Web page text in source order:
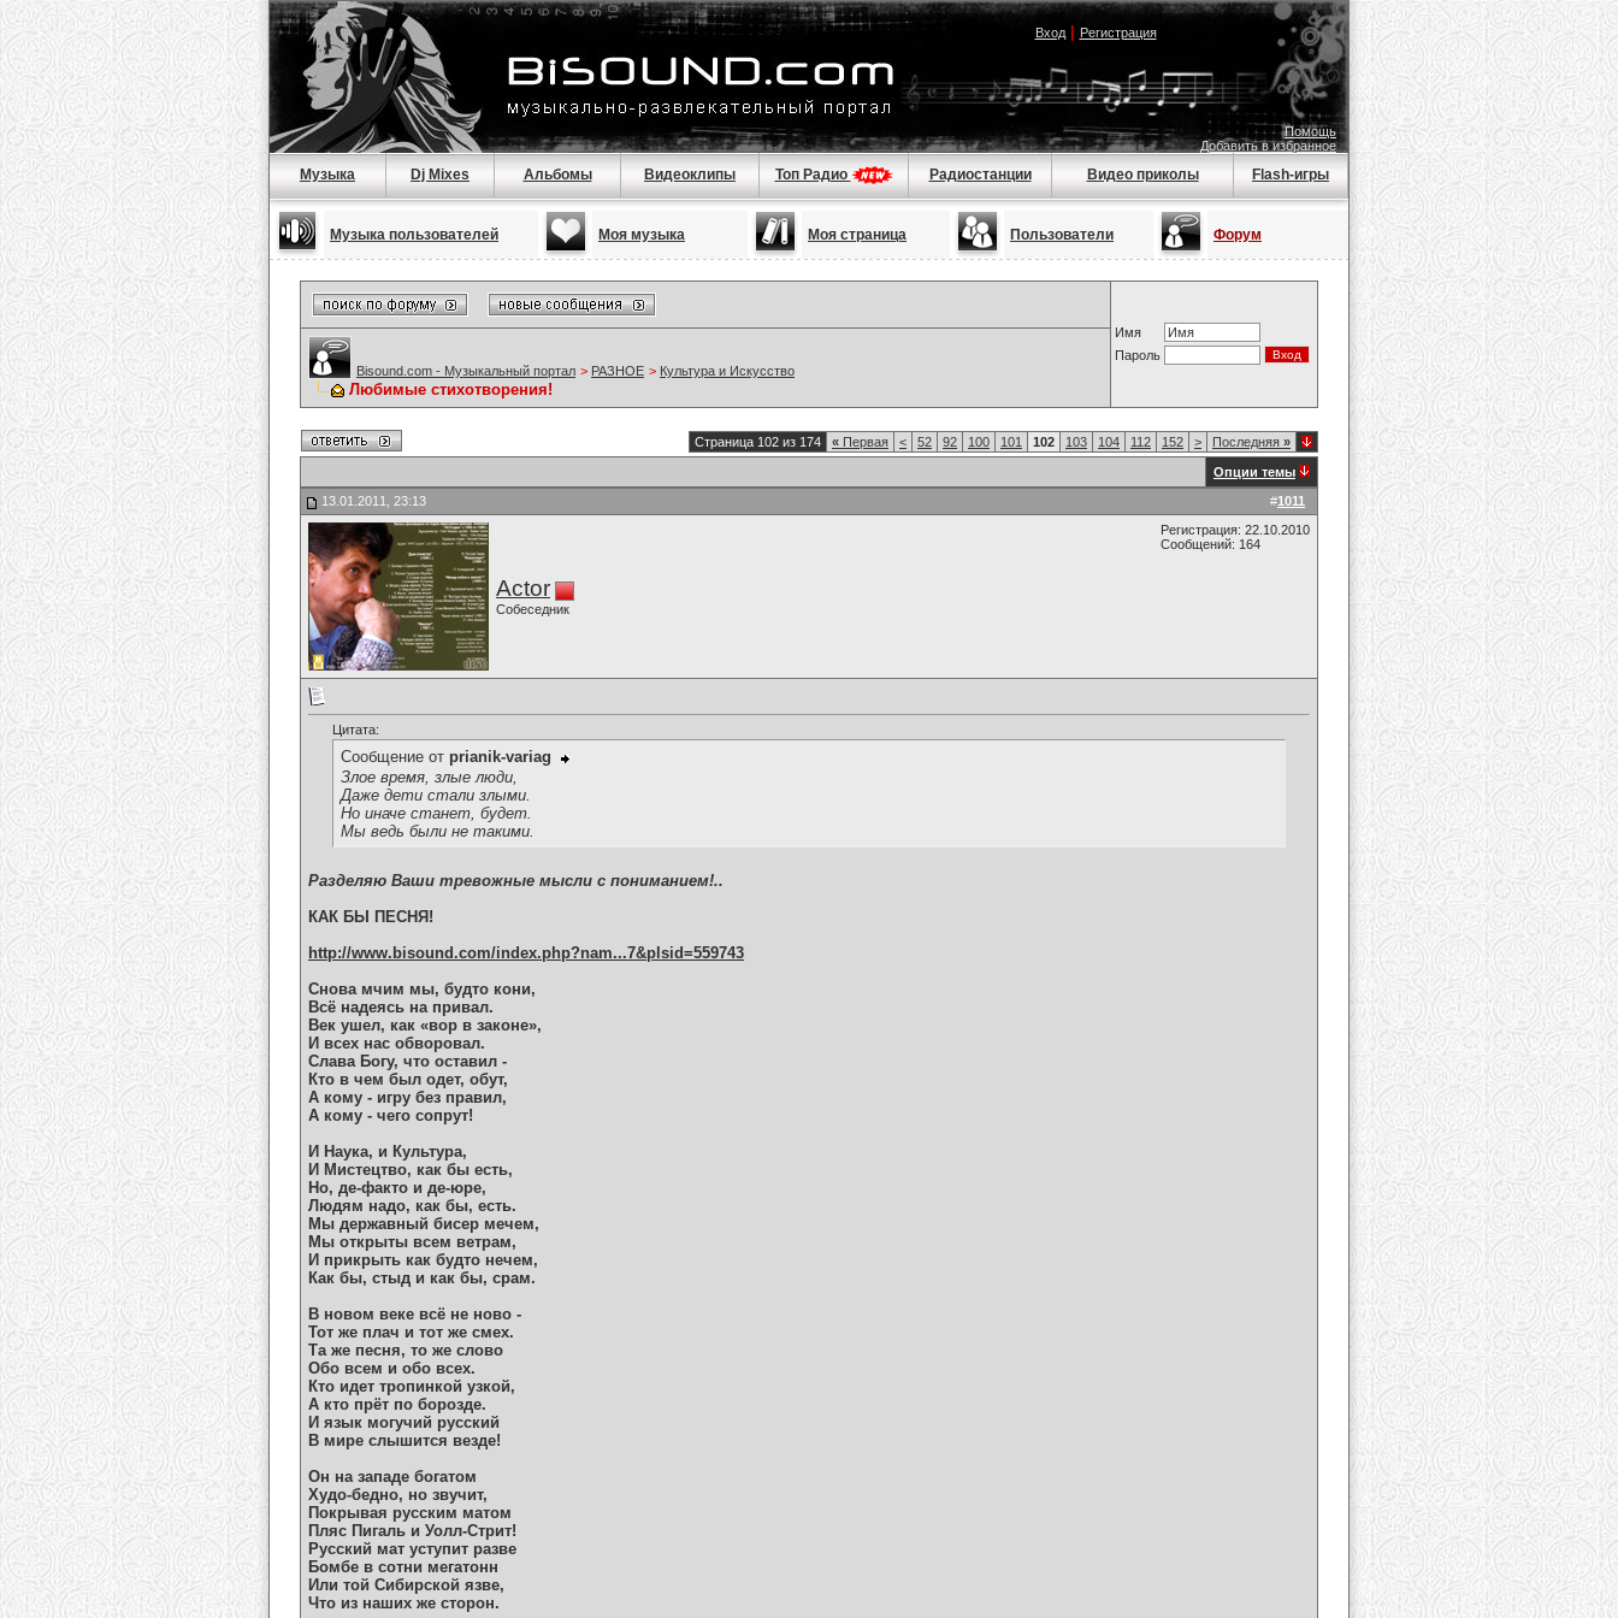
Вход| Регистрация
Помощь
Добавить в избранное
Музыка Dj Mixes Альбомы Видеоклипы Топ Радио Радиостанции Видео приколы Flash-игры
Музыка пользователей Моя музыка Моя страница Пользователи Форум
Имя
Пароль
Bisound.com - Музыкальный портал > РАЗНОЕ > Культура и Искусство
Любимые стихотворения!
Страница 102 из 174 « Первая < 52 92 100 101 102 103 104 112 152 > Последняя »
Опции темы
#1011
13.01.2011, 23:13
Actor
Собеседник
Регистрация: 22.10.2010
Сообщений: 164
Цитата:
Сообщение от prianik-variag
Злое время, злые люди,
Даже дети стали злыми.
Но иначе станет, будет.
Мы ведь были не такими.
Разделяю Ваши тревожные мысли с пониманием!..
КАК БЫ ПЕСНЯ!
http://www.bisound.com/index.php?nam...7&plsid=559743
Снова мчим мы, будто кони,
Всё надеясь на привал.
Век ушел, как «вор в законе»,
И всех нас обворовал.
Слава Богу, что оставил -
Кто в чем был одет, обут,
А кому - игру без правил,
А кому - чего сопрут!
И Наука, и Культура,
И Мистецтво, как бы есть,
Но, де-факто и де-юре,
Людям надо, как бы, есть.
Мы державный бисер мечем,
Мы открыты всем ветрам,
И прикрыть как будто нечем,
Как бы, стыд и как бы, срам.
В новом веке всё не ново -
Тот же плач и тот же смех.
Та же песня, то же слово
Обо всем и обо всех.
Кто идет тропинкой узкой,
А кто прёт по борозде.
И язык могучий русский
В мире слышится везде!
Он на западе богатом
Худо-бедно, но звучит,
Покрывая русским матом
Пляс Пигаль и Уолл-Стрит!
Русский мат уступит разве
Бомбе в сотни мегатонн
Или той Сибирской язве,
Что из наших же сторон.